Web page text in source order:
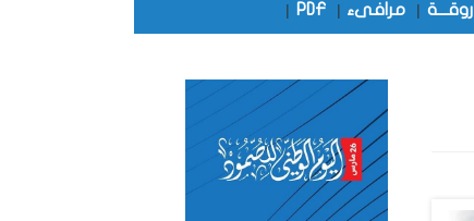
أروقـــة | مرافىء |
PDF
|